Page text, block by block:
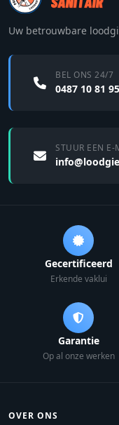
Uw betrouwbare
BEL ONS 24/7
0487 10 81 95
STUUR EEN E-
Gecertificeerd
Erkende vaklui
Garantie
Op al onze werken
OVER ONS